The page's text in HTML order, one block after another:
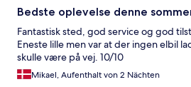
Bedste oplevelse denne
Fantastisk sted, god service og god
Eneste lille men var at der ingen elbil
skulle være på vej. 10/10
Mikael, Aufenthalt von 2 Nächten